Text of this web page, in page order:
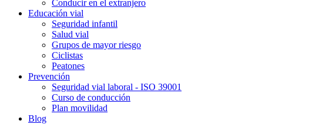
Conducir en el extranjero
Educación vial
Seguridad infantil
Salud vial
Grupos de mayor riesgo
Ciclistas
Peatones
Prevención
Seguridad vial laboral - ISO 39001
Curso de conducción
Plan movilidad
Blog